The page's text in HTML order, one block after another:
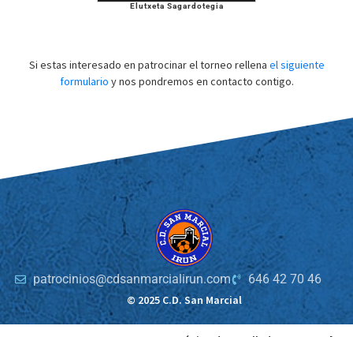
Elutxeta Sagardotegia
Si estas interesado en patrocinar el torneo rellena el siguiente
formulario y nos pondremos en contacto contigo.
patrocinios@cdsanmarcialirun.com
646 42 70 46
© 2025 C.D. San Marcial